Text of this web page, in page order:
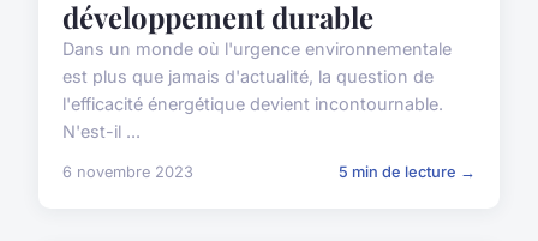
développement durable
Dans un monde où l'urgence environnementale
est plus que jamais d'actualité, la question de
l'efficacité énergétique devient incontournable.
N'est-il ...
6 novembre 2023 5 min de lecture →